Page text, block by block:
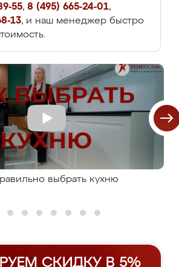
55, 8 (495) 665-24-01,
13, и наш менеджер быстро
выбрать кухню
СКИДКУ В 5%